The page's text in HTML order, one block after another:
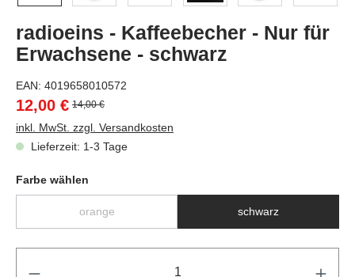
radioeins - Kaffeebecher - Nur für
Erwachsene - schwarz
EAN: 4019658010572
12,00 € 14,00 €
inkl. MwSt. zzgl. Versandkosten
Lieferzeit: 1-3 Tage
Farbe wählen
orange schwarz